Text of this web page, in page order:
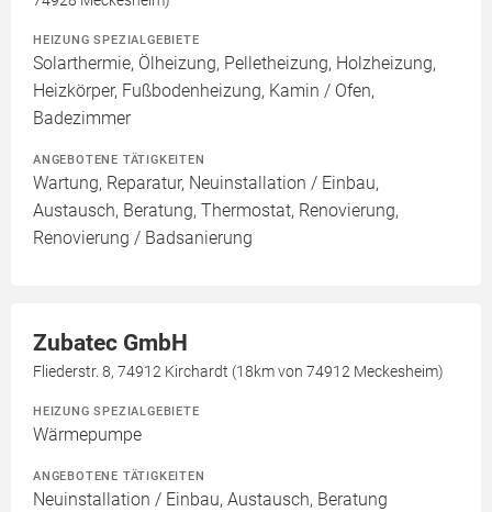
HEIZUNG SPEZIALGEBIETE
Solarthermie, Ölheizung, Pelletheizung, Holzheizung,
Heizkörper, Fußbodenheizung, Kamin / Ofen,
Badezimmer
ANGEBOTENE TÄTIGKEITEN
Wartung, Reparatur, Neuinstallation / Einbau,
Austausch, Beratung, Thermostat, Renovierung,
Renovierung / Badsanierung
Zubatec GmbH
Fliederstr. 8, 74912 Kirchardt (18km von 74912 Meckesheim)
HEIZUNG SPEZIALGEBIETE
Wärmepumpe
ANGEBOTENE TÄTIGKEITEN
Neuinstallation / Einbau, Austausch, Beratung